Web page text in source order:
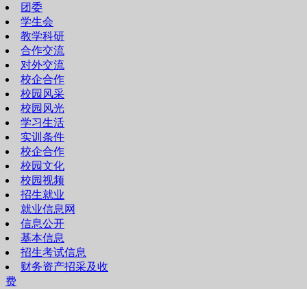
团委
学生会
教学科研
合作交流
对外交流
校企合作
校园风采
校园风光
学习生活
实训条件
校企合作
校园文化
校园视频
招生就业
就业信息网
信息公开
基本信息
招生考试信息
财务资产招采及收
费